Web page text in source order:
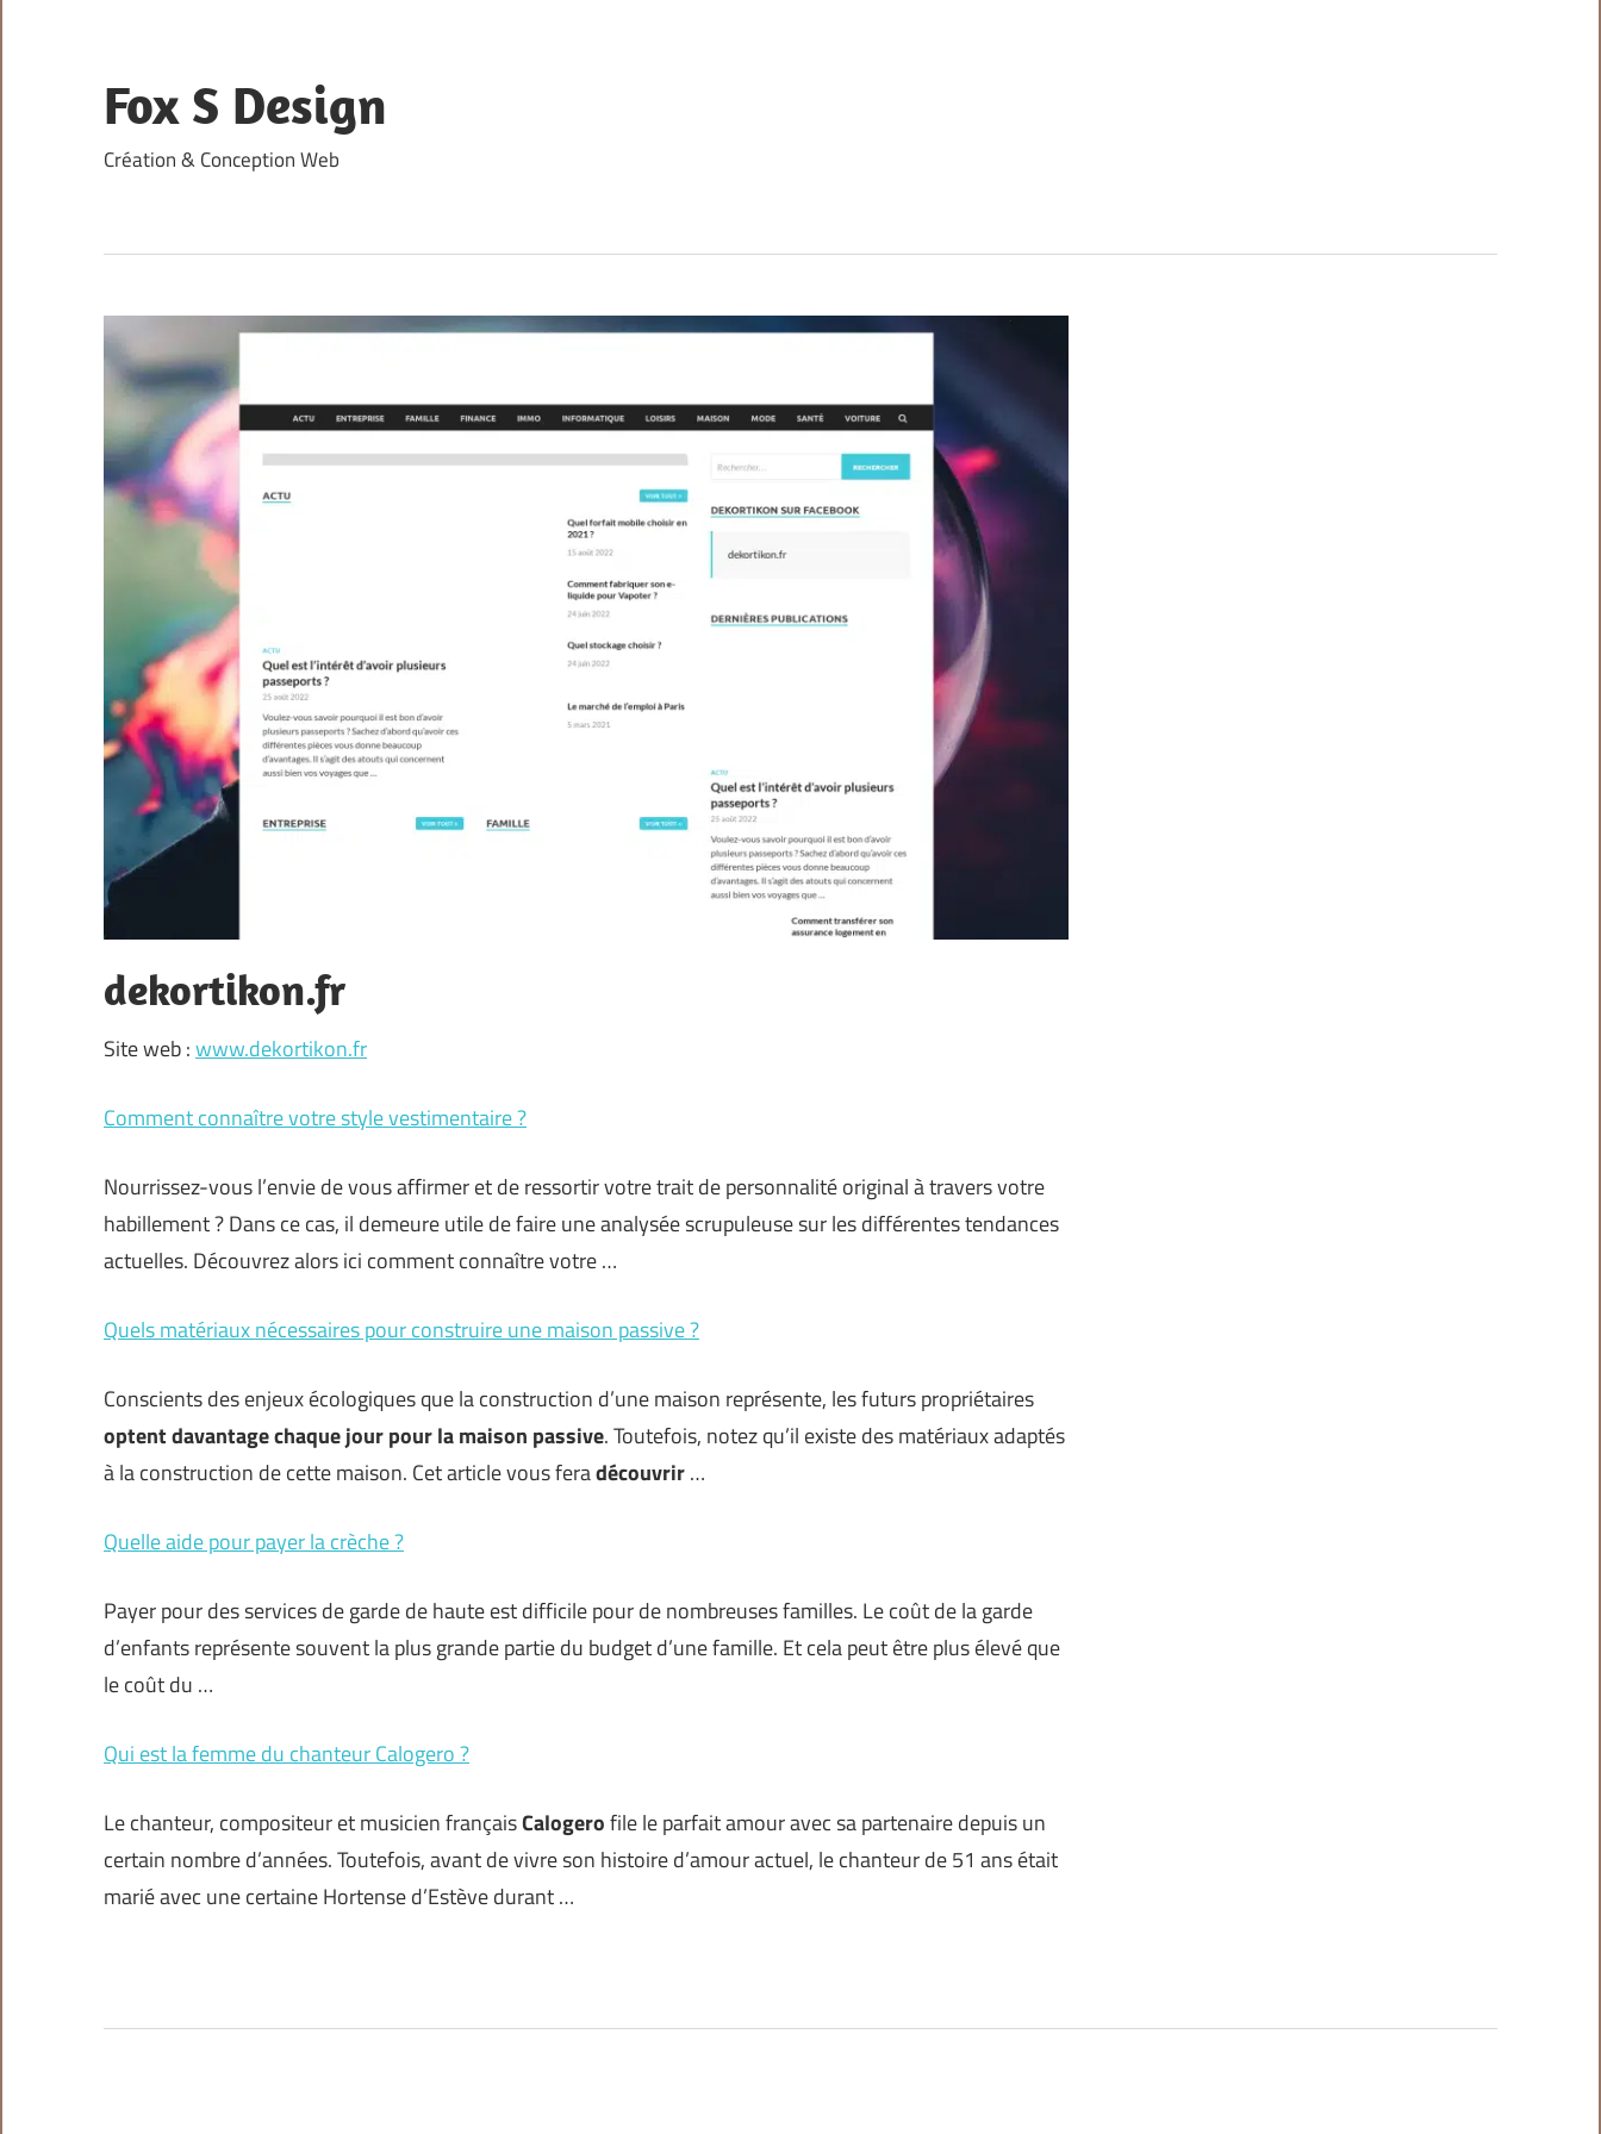
content
Fox S Design
Création & Conception Web
dekortikon.fr
Site web :www.dekortikon.fr
Comment connaître votre style vestimentaire ?
Nourrissez-vous l’envie de vous affirmer et de ressortir votre trait de personnalité original à travers votre
habillement ? Dans ce cas, il demeure utile de faire une analysée scrupuleuse sur les différentes tendances
actuelles. Découvrez alors ici comment connaître votre …
Quels matériaux nécessaires pour construire une maison passive ?
Conscients des enjeux écologiques que la construction d’une maison représente, les futurs propriétaires
optent davantage chaque jour pour la maison passive. Toutefois, notez qu’il existe des matériaux adaptés
à la construction de cette maison. Cet article vous feradécouvrir…
Quelle aide pour payer la crèche ?
Payer pour des services de garde de haute est difficile pour de nombreuses familles. Le coût de la garde
d’enfants représente souvent la plus grande partie du budget d’une famille. Et cela peut être plus élevé que
le coût du …
Qui est la femme du chanteur Calogero ?
Le chanteur, compositeur et musicien françaisCalogerofile le parfait amour avec sa partenaire depuis un
certain nombre d’années. Toutefois, avant de vivre son histoire d’amour actuel, le chanteur de 51 ans était
marié avec une certaine Hortense d’Estève durant …